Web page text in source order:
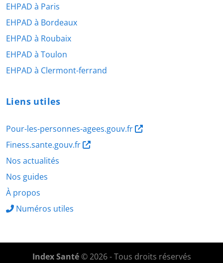
EHPAD à Paris
EHPAD à Bordeaux
EHPAD à Roubaix
EHPAD à Toulon
EHPAD à Clermont-ferrand
Liens utiles
Pour-les-personnes-agees.gouv.fr
Finess.sante.gouv.fr
Nos actualités
Nos guides
À propos
Numéros utiles
Index Santé© 2026 - Tous droits réservés